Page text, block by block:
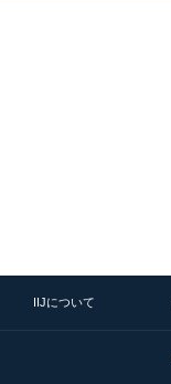
IIJについて